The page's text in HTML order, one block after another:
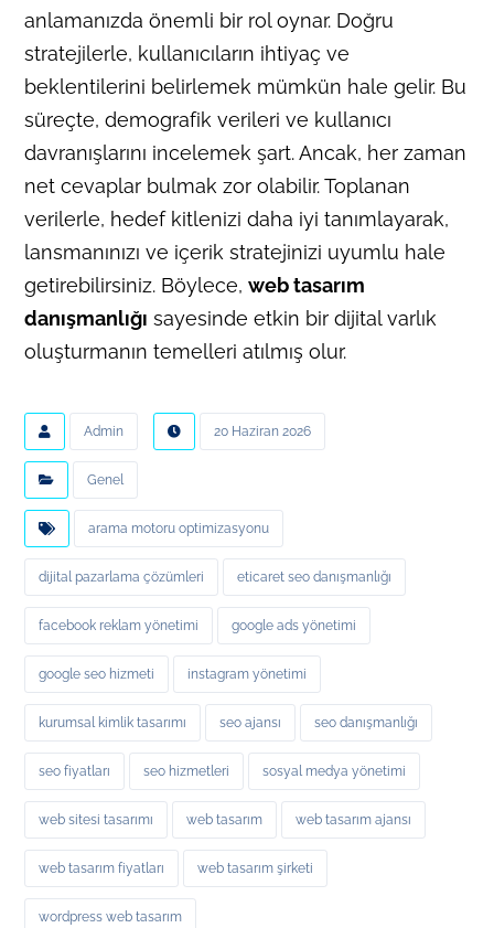
anlamanızda önemli bir rol oynar. Doğru
stratejilerle, kullanıcıların ihtiyaç ve
beklentilerini belirlemek mümkün hale gelir. Bu
süreçte, demografik verileri ve kullanıcı
davranışlarını incelemek şart. Ancak, her zaman
net cevaplar bulmak zor olabilir. Toplanan
verilerle, hedef kitlenizi daha iyi tanımlayarak,
lansmanınızı ve içerik stratejinizi uyumlu hale
getirebilirsiniz. Böylece,web tasarım
danışmanlığı sayesinde etkin bir dijital varlık
oluşturmanın temelleri atılmış olur.
Admin 20 Haziran 2026
Genel
arama motoru optimizasyonu
dijital pazarlama çözümleri eticaret seo danışmanlığı
facebook reklam yönetimi google ads yönetimi
google seo hizmeti instagram yönetimi
kurumsal kimlik tasarımı seo ajansı seo danışmanlığı
seo fiyatları seo hizmetleri sosyal medya yönetimi
web sitesi tasarımı web tasarım web tasarım ajansı
web tasarım fiyatları web tasarım şirketi
wordpress web tasarım